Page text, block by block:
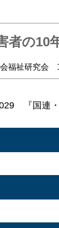
者の10
福祉研究会
『国連・